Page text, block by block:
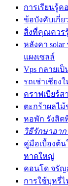
การเรียนรู้ค
ข้อบังคับเกี่
สิ่งที่คุณควร
หลังคา
แผงเซลล์
Vps กลายเ
รถเช่าเชียง
คราฟเบียร์
ตะกร้าผลไ
หอพัก รังสิต
วิธีรักษาอาก
คู่มือเบื้องต้
หาดใหญ่
คอนโด จรัญ
การใช้บุหรี่ไ